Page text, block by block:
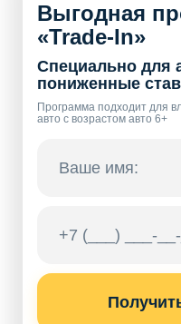
Выгодная
«Trade-In»
Специально для
пониженные
Программа подходит для
авто с возрастом авто 6+